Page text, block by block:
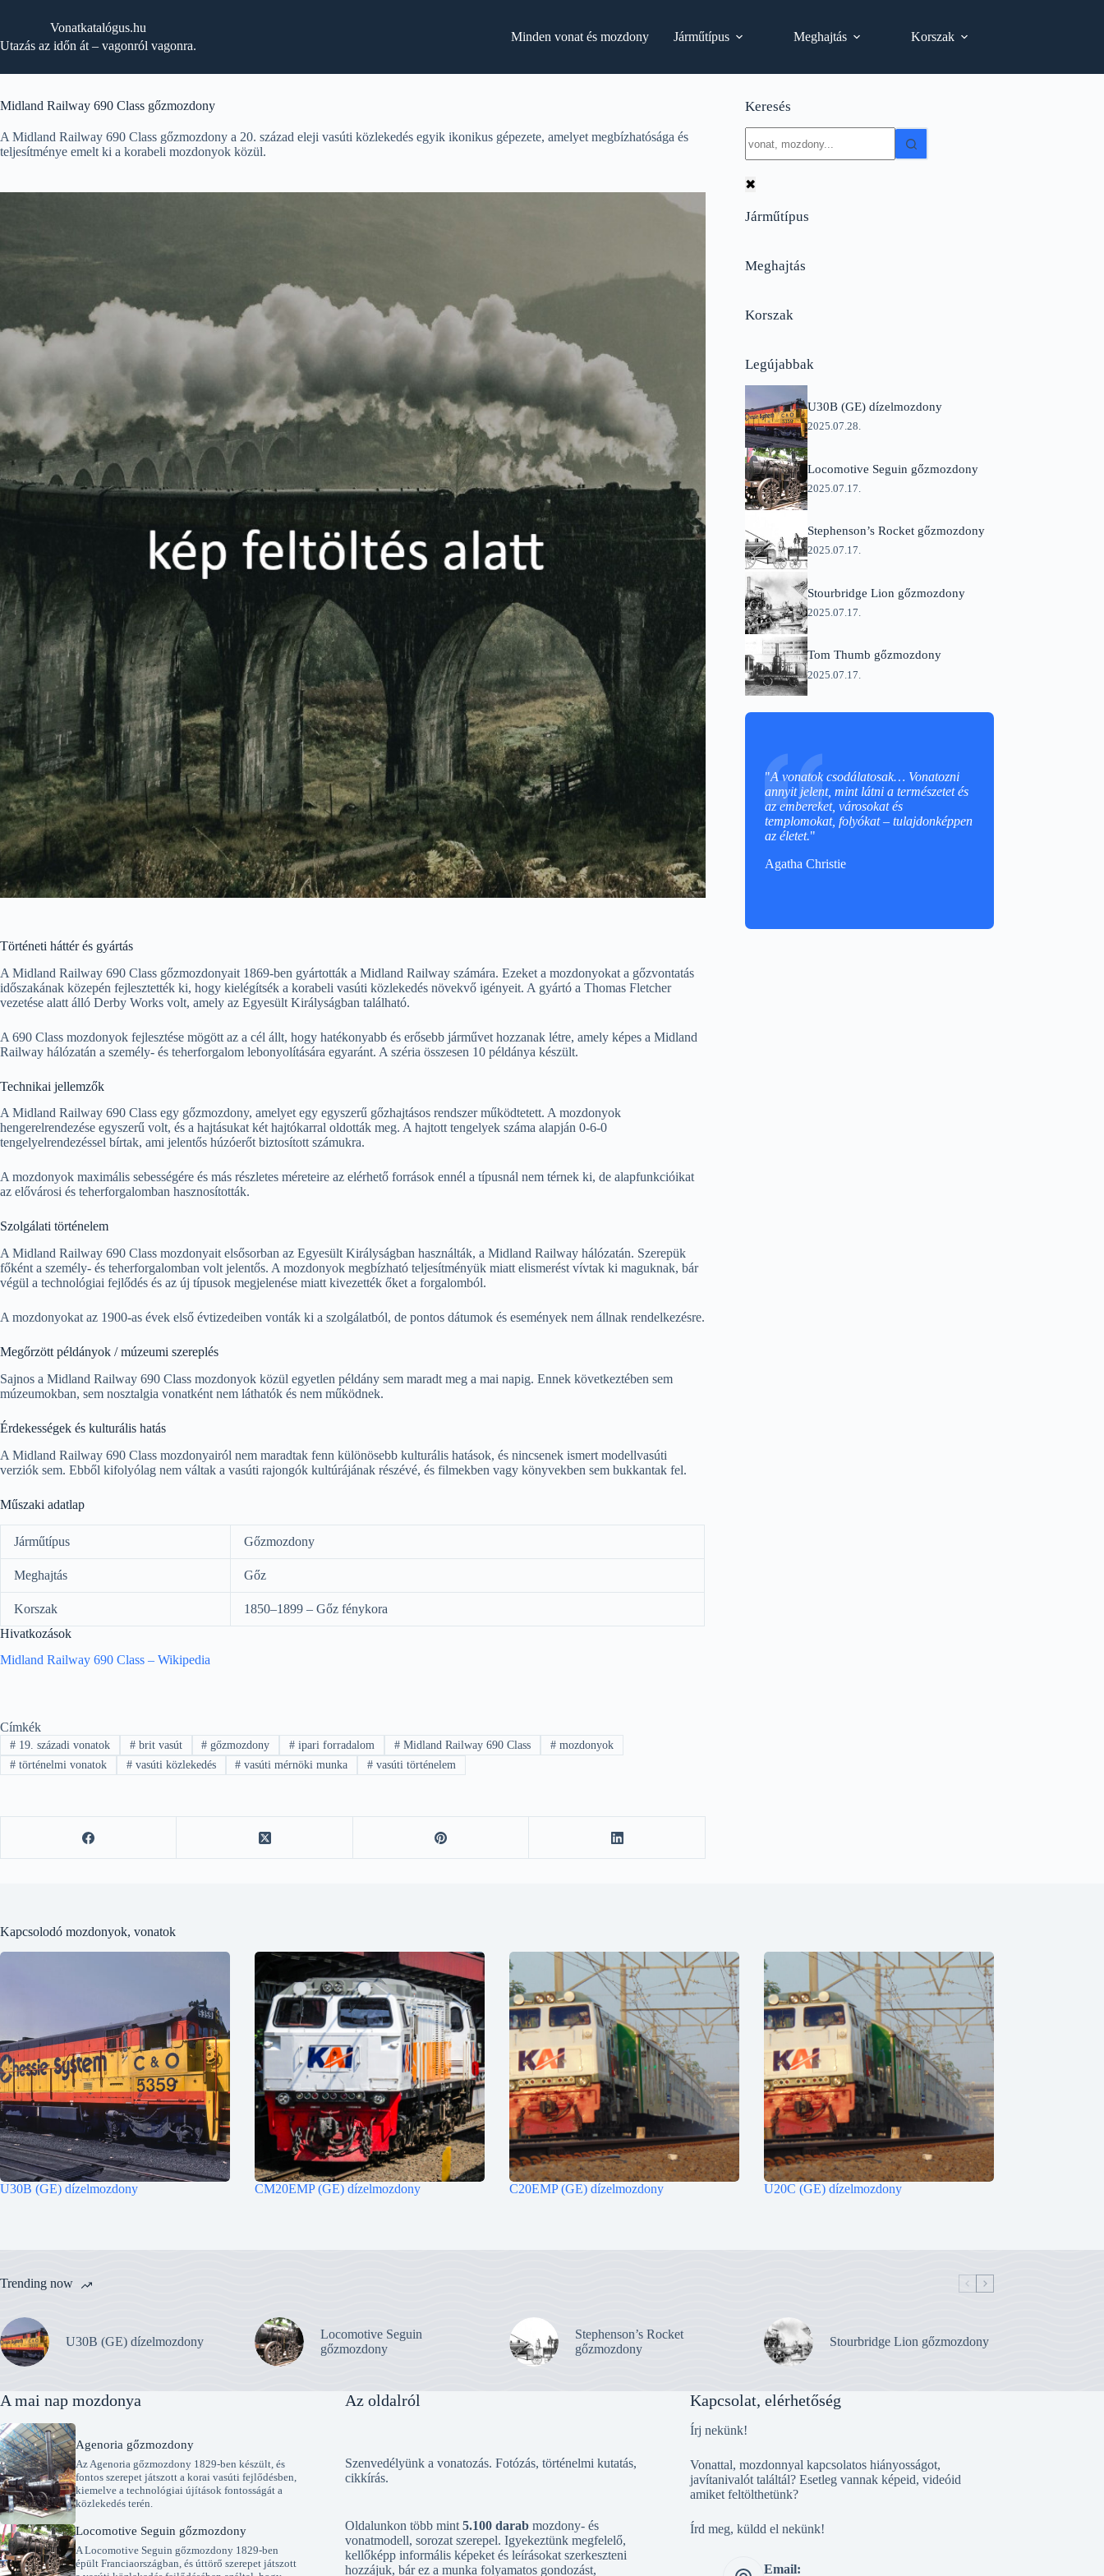
Vonatkatalógus.hu
Utazás az időn át – vagonról vagonra.
Minden vonat és mozdony Járműtípus Meghajtás Korszak
Midland Railway 690 Class gőzmozdony
A Midland Railway 690 Class gőzmozdony a 20. század eleji vasúti közlekedés egyik ikonikus gépezete, amelyet megbízhatósága és
teljesítménye emelt ki a korabeli mozdonyok közül.
Történeti háttér és gyártás
A Midland Railway 690 Class gőzmozdonyait 1869-ben gyártották a Midland Railway számára. Ezeket a mozdonyokat a gőzvontatás
időszakának közepén fejlesztették ki, hogy kielégítsék a korabeli vasúti közlekedés növekvő igényeit. A gyártó a Thomas Fletcher
vezetése alatt álló Derby Works volt, amely az Egyesült Királyságban található.
A 690 Class mozdonyok fejlesztése mögött az a cél állt, hogy hatékonyabb és erősebb járművet hozzanak létre, amely képes a Midland
Railway hálózatán a személy- és teherforgalom lebonyolítására egyaránt. A széria összesen 10 példánya készült.
Technikai jellemzők
A Midland Railway 690 Class egy gőzmozdony, amelyet egy egyszerű gőzhajtásos rendszer működtetett. A mozdonyok
hengerelrendezése egyszerű volt, és a hajtásukat két hajtókarral oldották meg. A hajtott tengelyek száma alapján 0-6-0
tengelyelrendezéssel bírtak, ami jelentős húzóerőt biztosított számukra.
A mozdonyok maximális sebességére és más részletes méreteire az elérhető források ennél a típusnál nem térnek ki, de alapfunkcióikat
az elővárosi és teherforgalomban hasznosították.
Szolgálati történelem
A Midland Railway 690 Class mozdonyait elsősorban az Egyesült Királyságban használták, a Midland Railway hálózatán. Szerepük
főként a személy- és teherforgalomban volt jelentős. A mozdonyok megbízható teljesítményük miatt elismerést vívtak ki maguknak, bár
végül a technológiai fejlődés és az új típusok megjelenése miatt kivezették őket a forgalomból.
A mozdonyokat az 1900-as évek első évtizedeiben vonták ki a szolgálatból, de pontos dátumok és események nem állnak rendelkezésre.
Megőrzött példányok / múzeumi szereplés
Sajnos a Midland Railway 690 Class mozdonyok közül egyetlen példány sem maradt meg a mai napig. Ennek következtében sem
múzeumokban, sem nosztalgia vonatként nem láthatók és nem működnek.
Érdekességek és kulturális hatás
A Midland Railway 690 Class mozdonyairól nem maradtak fenn különösebb kulturális hatások, és nincsenek ismert modellvasúti
verziók sem. Ebből kifolyólag nem váltak a vasúti rajongók kultúrájának részévé, és filmekben vagy könyvekben sem bukkantak fel.
Műszaki adatlap
Járműtípus Gőzmozdony
Meghajtás Gőz
Korszak
1850–1899 – Gőz fénykora
Hivatkozások
Midland Railway 690 Class – Wikipedia
Címkék
#19. századi vonatok #brit vasút # gőzmozdony # ipari forradalom # Midland Railway 690 Class #mozdonyok
#történelmi vonatok #vasúti közlekedés # vasúti mérnöki munka # vasúti történelem
Keresés
results
✖
Járműtípus
Meghajtás
Korszak
Legújabbak
U30B (GE) dízelmozdony
2025.07.28.
Locomotive Seguin gőzmozdony
2025.07.17.
Stephenson’s Rocket gőzmozdony
2025.07.17.
Stourbridge Lion gőzmozdony
2025.07.17.
Tom Thumb gőzmozdony
2025.07.17.
"A vonatok csodálatosak… Vonatozni
annyit jelent, mint látni a természetet és
az embereket, városokat és
templomokat, folyókat – tulajdonképpen
az életet."
Agatha Christie
Kapcsolodó mozdonyok, vonatok
U30B (GE) dízelmozdony CM20EMP (GE) dízelmozdony C20EMP (GE) dízelmozdony U20C (GE) dízelmozdony
Trending now
U30B (GE) dízelmozdony
Locomotive Seguin
gőzmozdony
Stephenson’s Rocket
gőzmozdony
Stourbridge Lion gőzmozdony
A mai nap mozdonya
Agenoria gőzmozdony
Az Agenoria gőzmozdony 1829-ben készült, és
fontos szerepet játszott a korai vasúti fejlődésben,
kiemelve a technológiai újítások fontosságát a
közlekedés terén.
Locomotive Seguin gőzmozdony
A Locomotive Seguin gőzmozdony 1829-ben
épült Franciaországban, és úttörő szerepet játszott
Az oldalról
Szenvedélyünk a vonatozás. Fotózás, történelmi kutatás,
cikkírás.
Oldalunkon több mint 5.100 darabmozdony- és
vonatmodell, sorozat szerepel. Igyekeztünk megfelelő,
kellőképp informális képeket és leírásokat szerkeszteni
hozzájuk, bár ez a munka folyamatos gondozást,
Kapcsolat, elérhetőség
Írj nekünk!
Vonattal, mozdonnyal kapcsolatos hiányosságot,
javítanivalót találtál? Esetleg vannak képeid, videóid
amiket feltölthetünk?
Írd meg, küldd el nekünk!
Email: